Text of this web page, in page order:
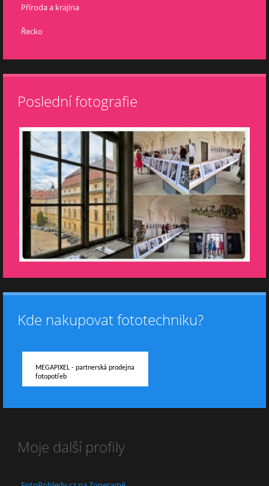
Příroda a krajina
Řecko
Poslední fotografie
Kde nakupovat fototechniku?
MEGAPIXEL - partnerská prodejna
fotopotřeb
Moje další profily